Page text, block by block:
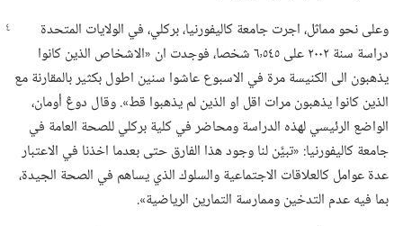
وعلى نحو مماثل،‏ اجرت جامعة كاليفورنيا،‏ بركلي،‏ في الولايات المتحدة
دراسة سنة ٢٠٠٢ على ٦٬٥٤٥ شخصا،‏ فوجدت ان «الاشخاص الذين كانوا
يذهبون الى الكنيسة مرة في الاسبوع عاشوا سنين اطول بكثير بالمقارنة مع
الذين كانوا يذهبون مرات اقل او الذين لم يذهبوا قط».‏ وقال دوڠ أومان،‏
الواضع الرئيسي لهذه الدراسة ومحاضر في كلية بركلي للصحة العامة في
جامعة كاليفورنيا:‏ «تبيَّن لنا وجود هذا الفارق حتى بعدما اخذنا في الاعتبار
عدة عوامل كالعلاقات الاجتماعية والسلوك الذي يساهم في الصحة الجيدة،‏
بما فيه عدم التدخين وممارسة التمارين الرياضية».‏